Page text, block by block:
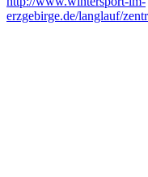
erzgebirge.de/langlauf/